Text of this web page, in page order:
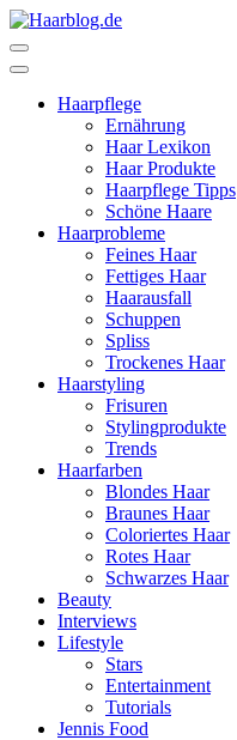
Zum
Inhalt
springen
drücken)Haarpflege
Ernährung
Haar Lexikon
Haar Produkte
Haarpflege Tipps
Schöne Haare
Haarprobleme
Feines Haar
Fettiges Haar
Haarausfall
Schuppen
Spliss
Trockenes Haar
Haarstyling
Frisuren
Stylingprodukte
Trends
Haarfarben
Blondes Haar
Braunes Haar
Coloriertes Haar
Rotes Haar
Schwarzes Haar
Beauty
Interviews
Lifestyle
Stars
Entertainment
Tutorials
Jennis Food